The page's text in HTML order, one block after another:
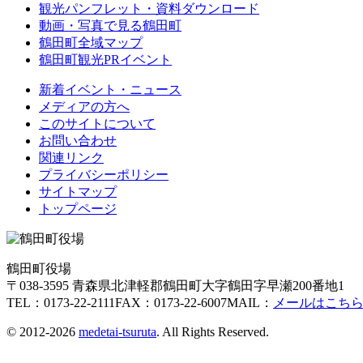
観光パンフレット・資料ダウンロード
動画・写真で見る鶴田町
鶴田町全域マップ
鶴田町観光PRイベント
新着イベント・ニュース
メディアの方へ
このサイトについて
お問い合わせ
関連リンク
プライバシーポリシー
サイトマップ
トップページ
鶴田町役場
〒038-3595 青森県北津軽郡鶴田町大字鶴田字早瀬200番地1
TEL：0173-22-2111FAX：0173-22-6007MAIL： メールはこち
© 2012-2026 medetai-tsuruta. All Rights Reserved.